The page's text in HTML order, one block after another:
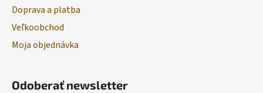
Doprava a platba
Veľkoobchod
Moja objednávka
Odoberať newsletter